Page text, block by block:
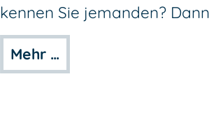
kennen Sie jemanden?
Mehr …